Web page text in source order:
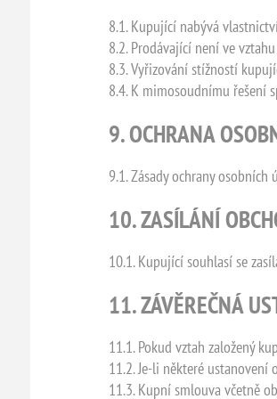
8.1. Kupující nabývá
8.2. Prodávající není ve
8.3. Vyřizování stížností
8.4. K mimosoudnímu řešení
9. OCHRANA
9.1. Zásady ochrany
10. ZASÍLÁNÍ
10.1. Kupující souhlasí se
11. ZÁVĚREČNÁ
11.1. Pokud vztah založený
11.2. Je-li některé
11.3. Kupní smlouva včetně